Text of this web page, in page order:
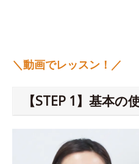
＼動画でレッスン！／
【STEP 1】基本の